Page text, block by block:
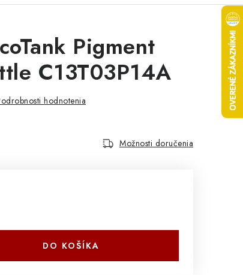
Pigment
C13T03P14A
hodnotenia
Možnosti doručenia
DO KOŠÍKA